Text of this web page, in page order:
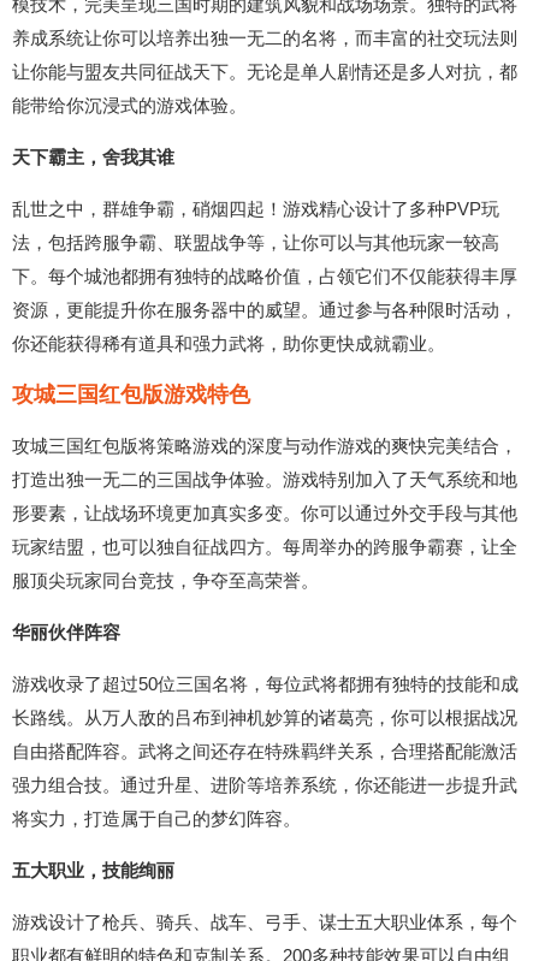
模技术，完美呈现三国时期的建筑风貌和战场场景。独特的武将
养成系统让你可以培养出独一无二的名将，而丰富的社交玩法则
让你能与盟友共同征战天下。无论是单人剧情还是多人对抗，都
能带给你沉浸式的游戏体验。
天下霸主，舍我其谁
乱世之中，群雄争霸，硝烟四起！游戏精心设计了多种PVP玩
法，包括跨服争霸、联盟战争等，让你可以与其他玩家一较高
下。每个城池都拥有独特的战略价值，占领它们不仅能获得丰厚
资源，更能提升你在服务器中的威望。通过参与各种限时活动，
你还能获得稀有道具和强力武将，助你更快成就霸业。
攻城三国红包版游戏特色
攻城三国红包版将策略游戏的深度与动作游戏的爽快完美结合，
打造出独一无二的三国战争体验。游戏特别加入了天气系统和地
形要素，让战场环境更加真实多变。你可以通过外交手段与其他
玩家结盟，也可以独自征战四方。每周举办的跨服争霸赛，让全
服顶尖玩家同台竞技，争夺至高荣誉。
华丽伙伴阵容
游戏收录了超过50位三国名将，每位武将都拥有独特的技能和成
长路线。从万人敌的吕布到神机妙算的诸葛亮，你可以根据战况
自由搭配阵容。武将之间还存在特殊羁绊关系，合理搭配能激活
强力组合技。通过升星、进阶等培养系统，你还能进一步提升武
将实力，打造属于自己的梦幻阵容。
五大职业，技能绚丽
游戏设计了枪兵、骑兵、战车、弓手、谋士五大职业体系，每个
职业都有鲜明的特色和克制关系。200多种技能效果可以自由组